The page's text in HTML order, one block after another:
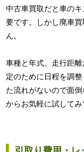
中古車買取だと車の
要です。しかし廃車
ん。
車種と年式、走行距
定のために日程を調
た流れがないので面
からお気軽に試してみ